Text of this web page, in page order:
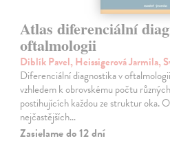
Atlas diferenciální
oftalmologii
Diblík Pavel, Heissigerová Jarmila,
Diferenciální diagnostika v
vzhledem k obrovskému počtu
postihujících každou ze struktur oka.
nejčastějších…
Zasielame do 12 dní